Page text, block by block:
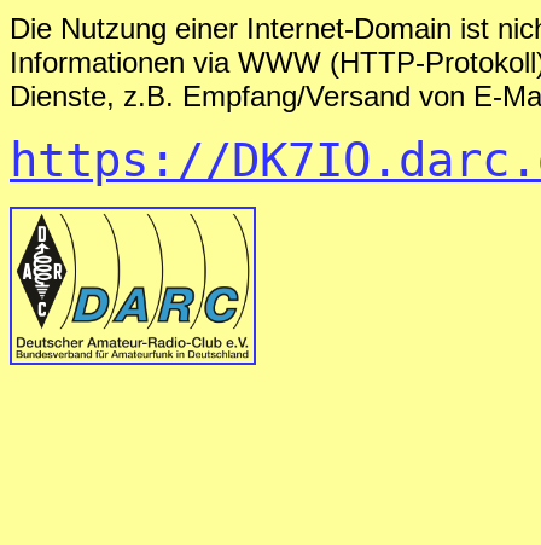
Die Nutzung einer Internet-Domain ist
Informationen via WWW (HTTP-
Dienste, z.B. Empfang/Versand von E-
https://